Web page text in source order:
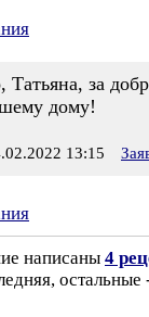
Татьяна, за
дому!
13:15
написаны 4
остальные